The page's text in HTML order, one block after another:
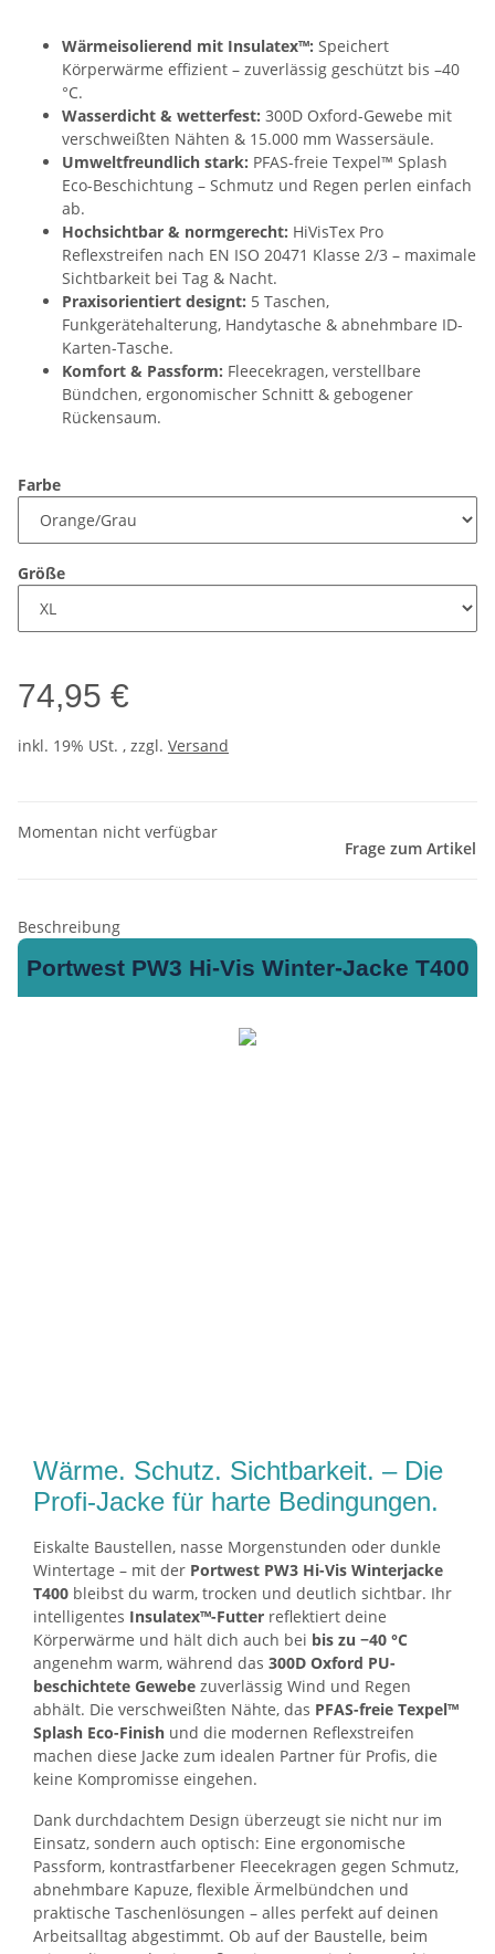
Wärmeisolierend mit Insulatex™: Speichert
Körperwärme effizient – zuverlässig geschützt bis –40
°C.
Wasserdicht & wetterfest: 300D Oxford-Gewebe mit
verschweißten Nähten & 15.000 mm Wassersäule.
Umweltfreundlich stark: PFAS-freie Texpel™ Splash
Eco-Beschichtung – Schmutz und Regen perlen einfach
ab.
Hochsichtbar & normgerecht: HiVisTex Pro
Reflexstreifen nach EN ISO 20471 Klasse 2/3 – maximale
Sichtbarkeit bei Tag & Nacht.
Praxisorientiert designt: 5 Taschen,
Funkgerätehalterung, Handytasche & abnehmbare ID-
Karten-Tasche.
Komfort & Passform: Fleecekragen, verstellbare
Bündchen, ergonomischer Schnitt & gebogener
Rückensaum.
Farbe
Größe
74,95 €
inkl. 19% USt. , zzgl. Versand
Momentan nicht verfügbar
Frage zum Artikel
Beschreibung
Portwest PW3 Hi-Vis Winter-Jacke T400
Wärme. Schutz. Sichtbarkeit. – Die
Profi-Jacke für harte Bedingungen.
Eiskalte Baustellen, nasse Morgenstunden oder dunkle
Wintertage – mit der Portwest PW3 Hi-Vis Winterjacke
T400 bleibst du warm, trocken und deutlich sichtbar. Ihr
intelligentes Insulatex™-Futter reflektiert deine
Körperwärme und hält dich auch bei bis zu −40 °C
angenehm warm, während das 300D Oxford PU-
beschichtete Gewebe zuverlässig Wind und Regen
abhält. Die verschweißten Nähte, das PFAS-freie Texpel™
Splash Eco-Finish und die modernen Reflexstreifen
machen diese Jacke zum idealen Partner für Profis, die
keine Kompromisse eingehen.
Dank durchdachtem Design überzeugt sie nicht nur im
Einsatz, sondern auch optisch: Eine ergonomische
Passform, kontrastfarbener Fleecekragen gegen Schmutz,
abnehmbare Kapuze, flexible Ärmelbündchen und
praktische Taschenlösungen – alles perfekt auf deinen
Arbeitsalltag abgestimmt. Ob auf der Baustelle, beim